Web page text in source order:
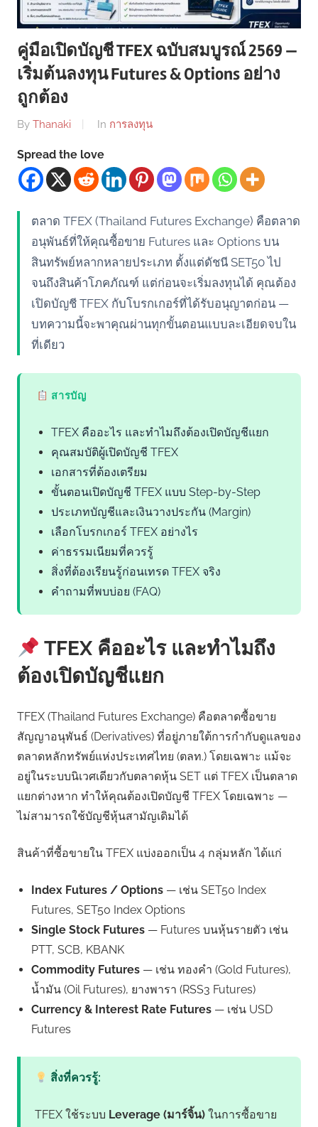
คู่มือเปิดบัญชี TFEX ฉบับสมบูรณ์ 2569 —
เริ่มต้นลงทุน Futures & Options อย่าง
ถูกต้อง
By Thanaki In การลงทุน
Spread the love
ตลาด TFEX (Thailand Futures Exchange) คือตลาด
อนุพันธ์ที่ให้คุณซื้อขาย Futures และ Options บน
สินทรัพย์หลากหลายประเภท ตั้งแต่ดัชนี SET50 ไป
จนถึงสินค้าโภคภัณฑ์ แต่ก่อนจะเริ่มลงทุนได้ คุณต้อง
เปิดบัญชี TFEX กับโบรกเกอร์ที่ได้รับอนุญาตก่อน —
บทความนี้จะพาคุณผ่านทุกขั้นตอนแบบละเอียดจบใน
ที่เดียว
สารบัญ
TFEX คืออะไร และทำไมถึงต้องเปิดบัญชีแยก
คุณสมบัติผู้เปิดบัญชี TFEX
เอกสารที่ต้องเตรียม
ขั้นตอนเปิดบัญชี TFEX แบบ Step-by-Step
ประเภทบัญชีและเงินวางประกัน (Margin)
เลือกโบรกเกอร์ TFEX อย่างไร
ค่าธรรมเนียมที่ควรรู้
สิ่งที่ต้องเรียนรู้ก่อนเทรด TFEX จริง
คำถามที่พบบ่อย (FAQ)
TFEX คืออะไร และทำไมถึง
ต้องเปิดบัญชีแยก
TFEX (Thailand Futures Exchange) คือตลาดซื้อขาย
สัญญาอนุพันธ์ (Derivatives) ที่อยู่ภายใต้การกำกับดูแลของ
ตลาดหลักทรัพย์แห่งประเทศไทย (ตลท.) โดยเฉพาะ แม้จะ
อยู่ในระบบนิเวศเดียวกับตลาดหุ้น SET แต่ TFEX เป็นตลาด
แยกต่างหาก ทำให้คุณต้องเปิดบัญชี TFEX โดยเฉพาะ —
ไม่สามารถใช้บัญชีหุ้นสามัญเดิมได้
สินค้าที่ซื้อขายใน TFEX แบ่งออกเป็น 4 กลุ่มหลัก ได้แก่
Index Futures / Options — เช่น SET50 Index
Futures, SET50 Index Options
Single Stock Futures — Futures บนหุ้นรายตัว เช่น
PTT, SCB, KBANK
Commodity Futures — เช่น ทองคำ (Gold Futures),
น้ำมัน (Oil Futures), ยางพารา (RSS3 Futures)
Currency & Interest Rate Futures — เช่น USD
Futures
สิ่งที่ควรรู้:
TFEX ใช้ระบบ Leverage (มาร์จิ้น) ในการซื้อขาย